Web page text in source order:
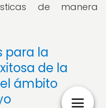
de manera
para la
de la
ámbito